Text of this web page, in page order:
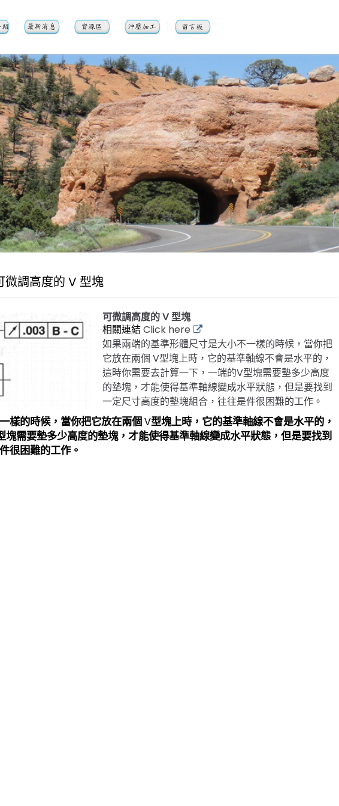
微調高度的 V 型塊
可微調高度的 V 型塊
相關連結Click here
如果兩端的基準形體尺寸是大小不一樣的時候，當你把
它放在兩個 V型塊上時，它的基準軸線不會是水平的，
這時你需要去計算一下，一端的V型塊需要墊多少高度
的墊塊，才能使得基準軸線變成水平狀態，但是要找到
一定尺寸高度的墊塊組合，往往是件很困難的工作。
樣的時候，當你把它放在兩個V型塊上時，它的基準軸線不會是水平的 ，
塊需要墊多少高度的墊塊，才能使得基準軸線變成水平狀態，但是要找到
很困難的工作。